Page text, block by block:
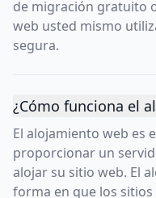
de migración gratuito
web usted mismo
segura.
¿Cómo funciona el
El alojamiento web es
proporcionar un
alojar su sitio web. El
forma en que los